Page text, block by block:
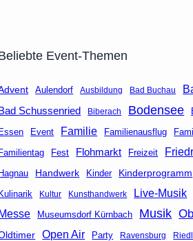
Event-Themen
Aulendorf Ausbildung Bad Buchau
Schussenried
Biberach Bodensee
Essen Event Familie Familienausflug
Familientag Fest Flohmarkt Freizeit
Hagnau Handwerk Kinder Kinderprogramm
Kulinarik Kultur Kunsthandwerk Live-Musik
Messe Museumsdorf Kürnbach Musik
Open Air Party Ravensburg